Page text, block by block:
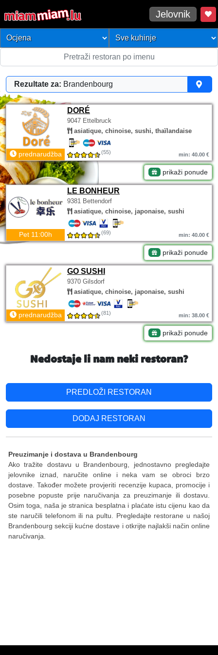
Jelovnik
Rezultate za: Brandenbourg
DORÉ
9047 Ettelbruck
asiatique, chinoise, sushi, thaïlandaise
prednarudžba (55) min: 40.00 €
prikaži ponude
LE BONHEUR
9381 Bettendorf
asiatique, chinoise, japonaise, sushi
Pet 11:00h (69) min: 40.00 €
prikaži ponude
GO SUSHI
9370 Gilsdorf
asiatique, chinoise, japonaise, sushi
prednarudžba (81) min: 38.00 €
prikaži ponude
Nedostaje li nam neki restoran?
PREDLOŽI RESTORAN
DODAJ RESTORAN
Preuzimanje i dostava u Brandenbourg
Ako tražite dostavu u Brandenbourg, jednostavno pregledajte
jelovnike iznad, naručite online i neka vam se obroci brzo
dostave. Također možete provjeriti recenzije kupaca, promocije i
posebne popuste prije naručivanja za preuzimanje ili dostavu.
Osim toga, naša je stranica besplatna i plaćate istu cijenu kao da
ste naručili telefonom ili na pultu. Pregledajte restorane u našoj
Brandenbourg sekciji kućne dostave i otkrijte najlakši način online
naručivanja.